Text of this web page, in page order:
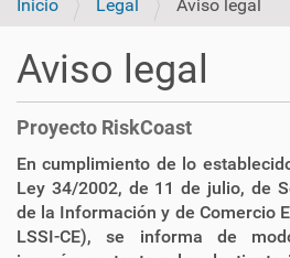
Inicio Legal Aviso legal
Aviso legal
Proyecto RiskCoast
En cumplimiento de lo
Ley 34/2002, de 11 de julio, de
de la Información y de Comercio
LSSI-CE), se informa de